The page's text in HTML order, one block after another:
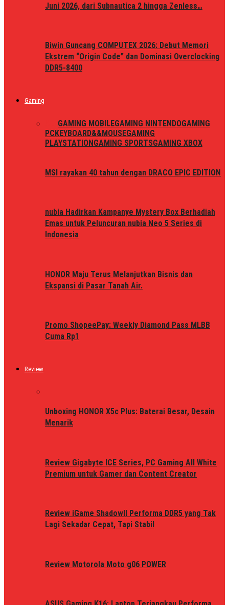
Juni 2026, dari Subnautica 2 hingga Zenless…
Biwin Guncang COMPUTEX 2026: Debut Memori
Ekstrem “Origin Code” dan Dominasi Overclocking
DDR5-8400
Gaming
GAMING MOBILEGAMING NINTENDOGAMING
PCKEYBOARD&&MOUSEGAMING
PLAYSTATIONGAMING SPORTSGAMING XBOX
MSI rayakan 40 tahun dengan DRACO EPIC EDITION
nubia Hadirkan Kampanye Mystery Box Berhadiah
Emas untuk Peluncuran nubia Neo 5 Series di
Indonesia
HONOR Maju Terus Melanjutkan Bisnis dan
Ekspansi di Pasar Tanah Air.
Promo ShopeePay: Weekly Diamond Pass MLBB
Cuma Rp1
Review
Unboxing HONOR X5c Plus: Baterai Besar, Desain
Menarik
Review Gigabyte ICE Series, PC Gaming All White
Premium untuk Gamer dan Content Creator
Review iGame ShadowII Performa DDR5 yang Tak
Lagi Sekadar Cepat, Tapi Stabil
Review Motorola Moto g06 POWER